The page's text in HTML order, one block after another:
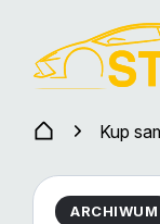
Kup
ARCHIWUM